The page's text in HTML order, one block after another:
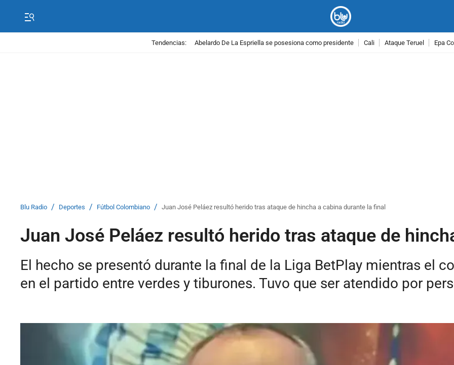
Tendencias: Abelardo De La Espriella se posesiona como presidente Cali Ataque Teruel Epa
Blu Radio / Deportes / Fútbol Colombiano / Juan José Peláez resultó herido tras ataque de hincha a cabina durante la final
Juan José Peláez resultó herido tras ataque de
El hecho se presentó durante la final de la Liga BetPlay mientras el
en el partido entre verdes y tiburones. Tuvo que ser atendido por